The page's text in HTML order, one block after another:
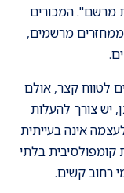
מרשם". המכורים
ממחזרים מרשמים,
לטווח קצר, אולם
יש צורך להעלות
אינה בעייתית
בלתי
רחוב קשים.